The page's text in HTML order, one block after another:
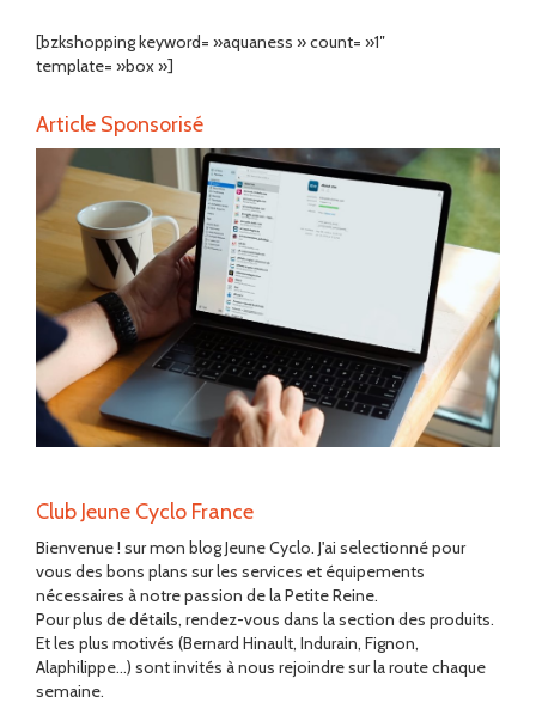
[bzkshopping keyword= »aquaness » count= »1″
template= »box »]
Article Sponsorisé
Club Jeune Cyclo France
Bienvenue ! sur mon blog Jeune Cyclo. J'ai selectionné pour
vous des bons plans sur les services et équipements
nécessaires à notre passion de la Petite Reine.
Pour plus de détails, rendez-vous dans la section des produits.
Et les plus motivés (Bernard Hinault, Indurain, Fignon,
Alaphilippe...) sont invités à nous rejoindre sur la route chaque
semaine.